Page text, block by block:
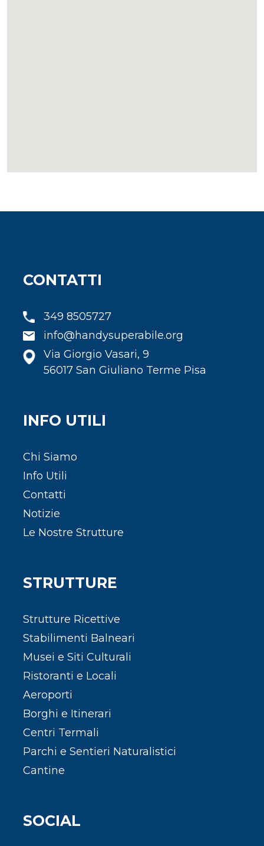
CONTATTI
349 8505727
info@handysuperabile.org
Via Giorgio Vasari, 9
56017 San Giuliano Terme Pisa
INFO UTILI
Chi Siamo
Info Utili
Contatti
Notizie
Le Nostre Strutture
STRUTTURE
Strutture Ricettive
Stabilimenti Balneari
Musei e Siti Culturali
Ristoranti e Locali
Aeroporti
Borghi e Itinerari
Centri Termali
Parchi e Sentieri Naturalistici
Cantine
SOCIAL